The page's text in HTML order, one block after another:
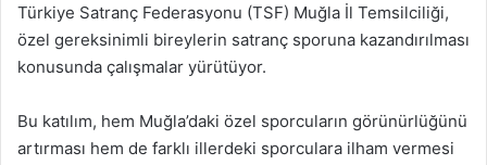
Türkiye Satranç Federasyonu (TSF) Muğla İl Temsilciliği,
özel gereksinimli bireylerin satranç sporuna kazandırılması
konusunda çalışmalar yürütüyor.
Bu katılım, hem Muğla’daki özel sporcuların görünürlüğünü
artırması hem de farklı illerdeki sporculara ilham vermesi